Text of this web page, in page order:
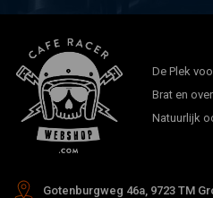
De Plek
Brat en
Natuurlijk
Gotenburgweg 46a, 9723 TM